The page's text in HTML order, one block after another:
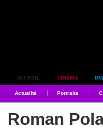
ACCUEIL CINÉMA
Actualité Portraits
Roman